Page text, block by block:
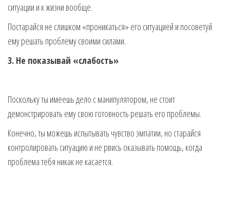
ситуации и к жизни вообще.
Постарайся не слишком «проникаться» его ситуацией и посоветуй
ему решать проблему своими силами.
3. Не показывай «слабость»
Поскольку ты имеешь дело с манипулятором, не стоит
демонстрировать ему свою готовность решать его проблемы.
Конечно, ты можешь испытывать чувство эмпатии, но старайся
контролировать ситуацию и не рвись оказывать помощь, когда
проблема тебя никак не касается.